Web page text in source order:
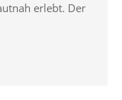
erlebt. Der